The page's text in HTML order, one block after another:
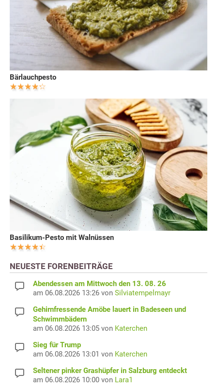
Bärlauchpesto
Basilikum-Pesto mit Walnüssen
NEUESTE FORENBEITRÄGE
Abendessen am Mittwoch den 13. 08. 26
am 06.08.2026 13:26 von Silviatempelmayr
Gehirnfressende Amöbe lauert in Badeseen und
Schwimmbädern
am 06.08.2026 13:05 von Katerchen
Sieg für Trump
am 06.08.2026 13:01 von Katerchen
Seltener pinker Grashüpfer in Salzburg entdeckt
am 06.08.2026 10:00 von Lara1